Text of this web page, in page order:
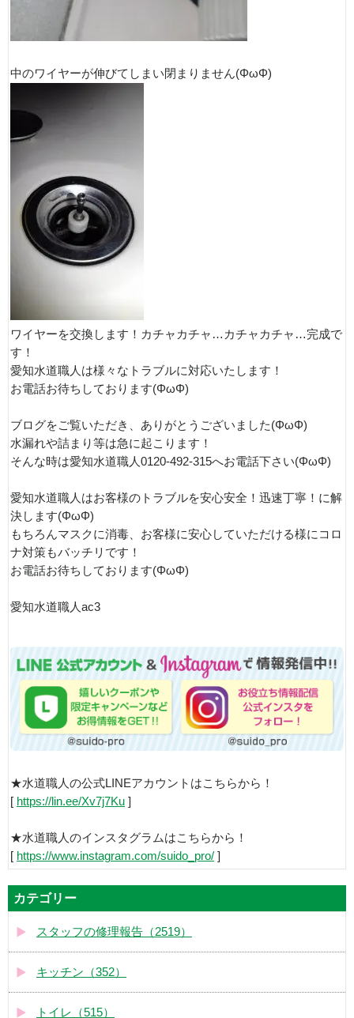
中のワイヤーが伸びてしまい閉まりません(ΦωΦ)
ワイヤーを交換します！カチャカチャ…カチャカチャ…完成で
す！
愛知水道職人は様々なトラブルに対応いたします！
お電話お待ちしております(ΦωΦ)
ブログをご覧いただき、ありがとうございました(ΦωΦ)
水漏れや詰まり等は急に起こります！
そんな時は愛知水道職人0120-492-315へお電話下さい(ΦωΦ)
愛知水道職人はお客様のトラブルを安心安全！迅速丁寧！に解
決します(ΦωΦ)
もちろんマスクに消毒、お客様に安心していただける様にコロ
ナ対策もバッチリです！
お電話お待ちしております(ΦωΦ)
愛知水道職人ac3
★水道職人の公式LINEアカウントはこちらから！
[ https://lin.ee/Xv7j7Ku ]
★水道職人のインスタグラムはこちらから！
[ https://www.instagram.com/suido_pro/ ]
カテゴリー
スタッフの修理報告（2519）
キッチン（352）
トイレ（515）